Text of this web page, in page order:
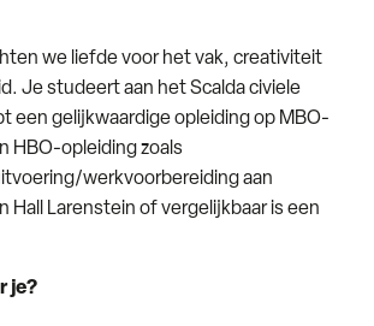
we liefde voor het vak, creativiteit
Je studeert aan het Scalda civiele
een gelijkwaardige opleiding op MBO-
HBO-opleiding zoals
werkvoorbereiding aan
Hall Larenstein of vergelijkbaar is een
je?